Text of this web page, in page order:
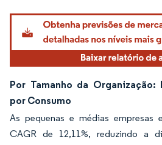
Por Tamanho da Organização:
por Consumo
As pequenas e médias empresas
CAGR de 12,11%, reduzindo a